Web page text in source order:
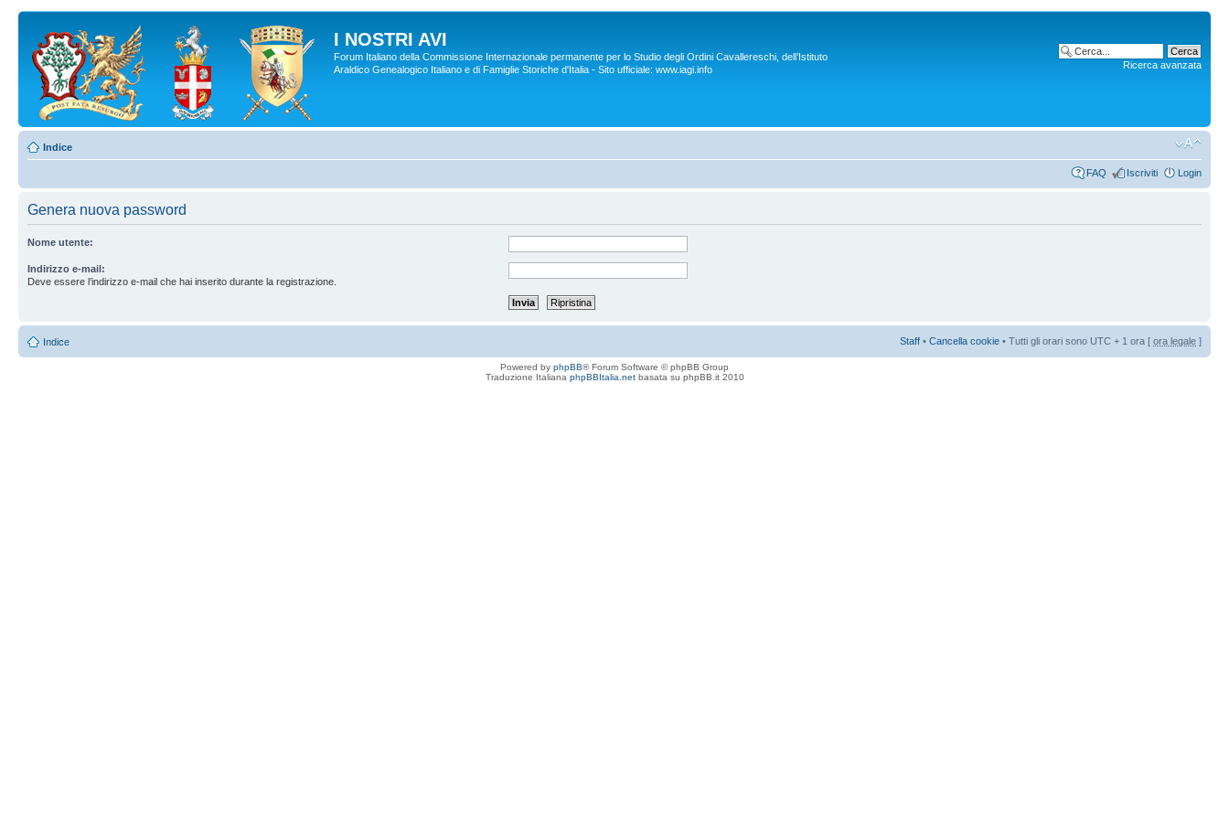
I NOSTRI AVI
Forum Italiano della Commissione Internazionale permanente per lo Studio degli Ordini Cavallereschi, dell’Istituto
Araldico Genealogico Italiano e di Famiglie Storiche d'Italia - Sito ufficiale: www.iagi.info
Ricerca avanzata
Indice
FAQ Iscriviti Login
Genera nuova password
Nome utente:
Indirizzo e-mail:
Deve essere l’indirizzo e-mail che hai inserito durante la registrazione.
Indice Staff • Cancella cookie • Tutti gli orari sono UTC + 1 ora [ ora legale ]
Powered by phpBB® Forum Software © phpBB Group
Traduzione Italiana phpBBItalia.netbasata su phpBB.it 2010